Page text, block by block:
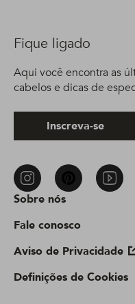
Sobre nós
Fale conosco
Aviso de Privacidade
Definições de Cookies
Fique ligado
Aqui você encontra as
cabelos e dicas de
Inscreva-se